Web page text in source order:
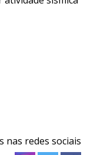
nas redes sociais